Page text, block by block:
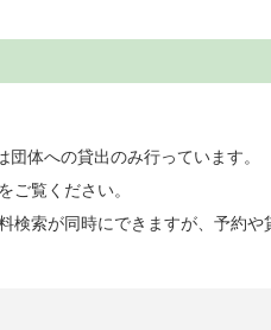
体への貸出のみ行っています。
をご覧ください。
検索が同時にできますが、予約や